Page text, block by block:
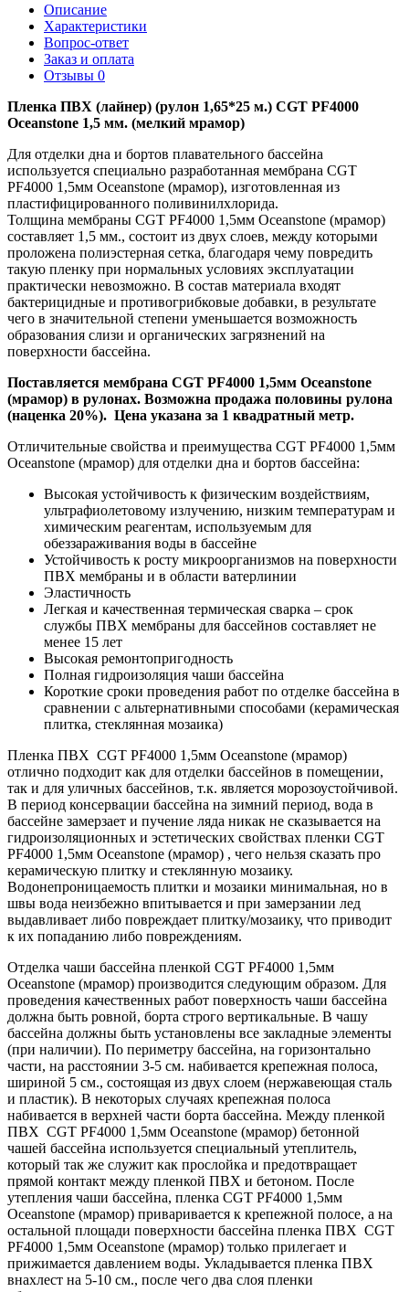
Описание
Характеристики
Вопрос-ответ
Заказ и оплата
Отзывы 0
Пленка ПВХ (лайнер) (рулон 1,65*25 м.) CGT PF4000
Oceanstone 1,5 мм. (мелкий мрамор)
Для отделки дна и бортов плавательного бассейна
используется специально разработанная мембрана CGT
PF4000 1,5мм Oceanstone (мрамор), изготовленная из
пластифицированного поливинилхлорида.
Толщина мембраны CGT PF4000 1,5мм Oceanstone (мрамор)
составляет 1,5 мм., состоит из двух слоев, между которыми
проложена полиэстерная сетка, благодаря чему повредить
такую пленку при нормальных условиях эксплуатации
практически невозможно. В состав материала входят
бактерицидные и противогрибковые добавки, в результате
чего в значительной степени уменьшается возможность
образования слизи и органических загрязнений на
поверхности бассейна.
Поставляется мембрана CGT PF4000 1,5мм Oceanstone
(мрамор) в рулонах. Возможна продажа половины рулона
(наценка 20%). Цена указана за 1 квадратный метр.
Отличительные свойства и преимущества CGT PF4000 1,5мм
Oceanstone (мрамор) для отделки дна и бортов бассейна:
Высокая устойчивость к физическим воздействиям,
ультрафиолетовому излучению, низким температурам и
химическим реагентам, используемым для
обеззараживания воды в бассейне
Устойчивость к росту микроорганизмов на поверхности
ПВХ мембраны и в области ватерлинии
Эластичность
Легкая и качественная термическая сварка – срок
службы ПВХ мембраны для бассейнов составляет не
менее 15 лет
Высокая ремонтопригодность
Полная гидроизоляция чаши бассейна
Короткие сроки проведения работ по отделке бассейна в
сравнении с альтернативными способами (керамическая
плитка, стеклянная мозаика)
Пленка ПВХ CGT PF4000 1,5мм Oceanstone (мрамор)
отлично подходит как для отделки бассейнов в помещении,
так и для уличных бассейнов, т.к. является морозоустойчивой.
В период консервации бассейна на зимний период, вода в
бассейне замерзает и пучение ляда никак не сказывается на
гидроизоляционных и эстетических свойствах пленки CGT
PF4000 1,5мм Oceanstone (мрамор) , чего нельзя сказать про
керамическую плитку и стеклянную мозаику.
Водонепроницаемость плитки и мозаики минимальная, но в
швы вода неизбежно впитывается и при замерзании лед
выдавливает либо повреждает плитку/мозаику, что приводит
к их попаданию либо повреждениям.
Отделка чаши бассейна пленкой CGT PF4000 1,5мм
Oceanstone (мрамор) производится следующим образом. Для
проведения качественных работ поверхность чаши бассейна
должна быть ровной, борта строго вертикальные. В чашу
бассейна должны быть установлены все закладные элементы
(при наличии). По периметру бассейна, на горизонтально
части, на расстоянии 3-5 см. набивается крепежная полоса,
шириной 5 см., состоящая из двух слоем (нержавеющая сталь
и пластик). В некоторых случаях крепежная полоса
набивается в верхней части борта бассейна. Между пленкой
ПВХ CGT PF4000 1,5мм Oceanstone (мрамор) бетонной
чашей бассейна используется специальный утеплитель,
который так же служит как прослойка и предотвращает
прямой контакт между пленкой ПВХ и бетоном. После
утепления чаши бассейна, пленка CGT PF4000 1,5мм
Oceanstone (мрамор) приваривается к крепежной полосе, а на
остальной площади поверхности бассейна пленка ПВХ CGT
PF4000 1,5мм Oceanstone (мрамор) только прилегает и
прижимается давлением воды. Укладывается пленка ПВХ
внахлест на 5-10 см., после чего два слоя пленки